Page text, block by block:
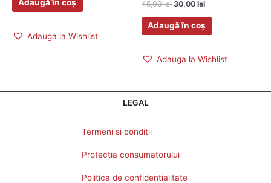
Adaugă în coș
Adauga la Wishlist
45,00lei 30,00 lei
Adaugă în coș
Adauga la Wishlist
LEGAL
Termeni si conditii
Protectia consumatorului
Politica de confidentialitate